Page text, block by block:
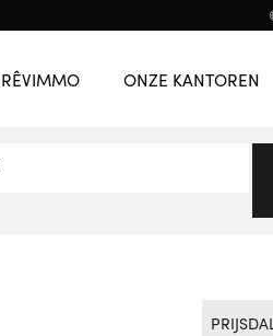
RÊVIMMO
CONTACT
ONZE KANTOREN